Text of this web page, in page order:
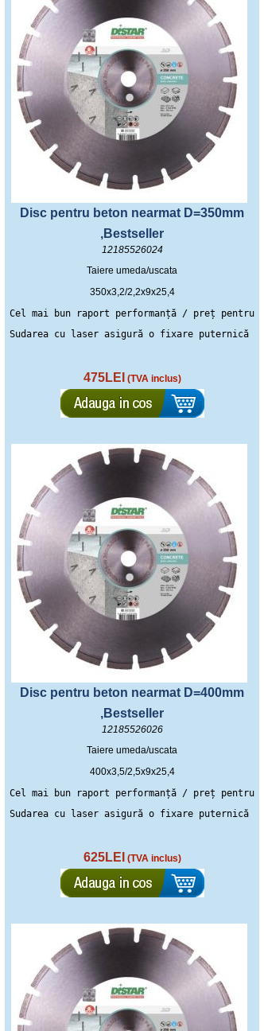
Disc pentru beton nearmat D=350mm
,Bestseller
12185526024
Taiere umeda/uscata
350x3,2/2,2x9x25,4
Cel mai bun raport performanță / preț pentru
Sudarea cu laser asigură o fixare puternică a
475LEI (TVA inclus)
Disc pentru beton nearmat D=400mm
,Bestseller
12185526026
Taiere umeda/uscata
400x3,5/2,5x9x25,4
Cel mai bun raport performanță / preț pentru
Sudarea cu laser asigură o fixare puternică a
625LEI (TVA inclus)